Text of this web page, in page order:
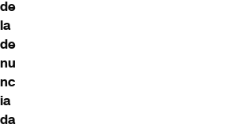
de
la
de
nu
nc
ia
da